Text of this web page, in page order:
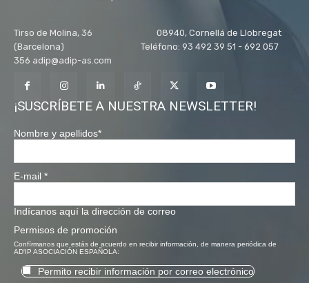
Tirso de Molina, 36 08940, Cornellá de Llobregat
(Barcelona) Teléfono: 93 492 39 51 - 692 057
356 adip@adip-as.com
¡SUSCRÍBETE A NUESTRA NEWSLETTER!
Nombre y apellidos*
E-mail *
Indícanos aquí la dirección de correo
Permisos de promoción
Confírmanos que estás de acuerdo en recibir información, de manera periódica de
AD'IP ASOCIACIÓN ESPAÑOLA:
Permito recibir información por correo electrónico